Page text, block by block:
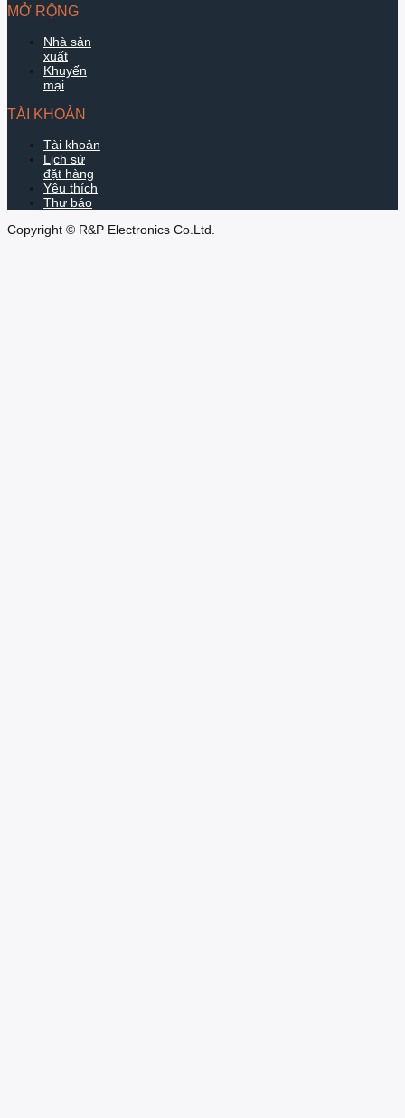
MỞ RỘNG
Nhà sản
xuất
Khuyến
mại
TÀI KHOẢN
Tài khoản
Lịch sử
đặt hàng
Yêu thích
Thư báo
Copyright © R&P Electronics Co.Ltd.